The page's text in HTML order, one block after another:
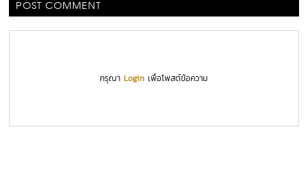
POST COMMENT
กรุณาLogin เพื่อโพสต์ข้อความ